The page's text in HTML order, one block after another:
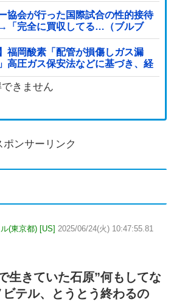
協会が行った国際試合の性的接待
「完全に買収してる…（ブルブ
福岡酸素「配管が損傷しガス漏
高圧ガス保安法などに基づき、経
きません
ポンサーリンク
(東京都) [US] 2025/06/24(火) 10:47:55.81
生きていた石原”何もしてな
テル、とうとう終わるの